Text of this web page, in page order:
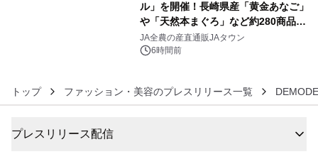
ル」を開催！長崎県産「黄金あなご」
や「天然本まぐろ」など約280商品を
販売！～毎月１０日の定例企画～
JA全農の産直通販JAタウン
6時間前
トップ ファッション・美容のプレスリリース一覧
プレスリリース配信